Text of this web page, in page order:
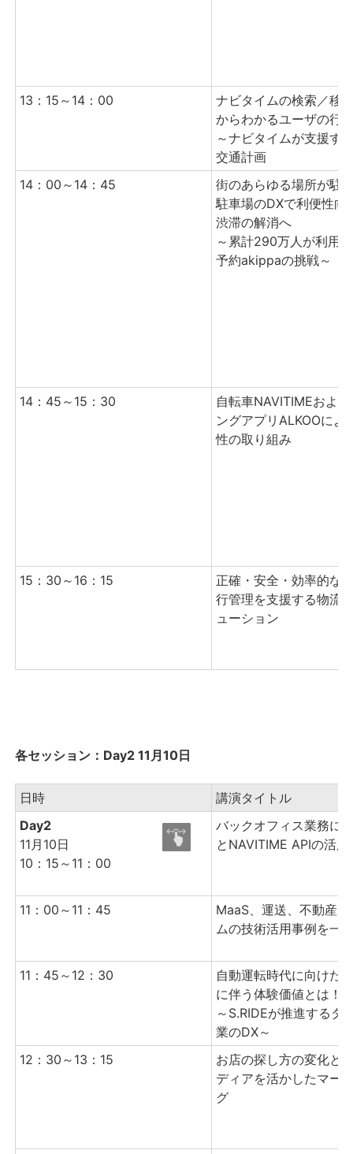
13：15～14：00
ナビタイムの検索／移
からわかるユーザの行
～ナビタイムが支援す
交通計画
14：00～14：45
街のあらゆる場所が駐
駐車場のDXで利便性向
渋滞の解消へ
～累計290万人が利用
予約akippaの挑戦～
14： 45 ～ 15 ： 30
自転車NAVITIMEおよ
ングアプリALKOOによ
性の取り組み
15：30～ 16 ：15
正確・安全・効率的な
行管理を支援する物流
ューション
各セッション：Day2 11月10日
日時
講演タイトル
Day2
11月10日
10：15～11：00
バックオフィス業務に
とNAVITIME APIの活用
11：00～11：45
MaaS、運送、不動産...
ムの技術活用事例を一
11：45～12：30
自動運転時代に向けた
に伴う体験価値とは！
～S.RIDEが推進するタ
業のDX～
12：30～13：15
お店の探し方の変化と
ディアを活かしたマー
グ